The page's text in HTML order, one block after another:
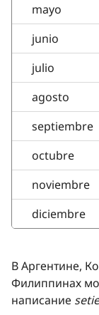
mayo
junio
julio
agosto
septiembre
octubre
noviembre
diciembre
В Аргентине,
Филиппинах
написание